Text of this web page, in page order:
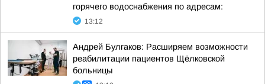
горячего водоснабжения по адресам:
13:12
Андрей Булгаков: Расширяем возможности
реабилитации пациентов Щёлковской
больницы